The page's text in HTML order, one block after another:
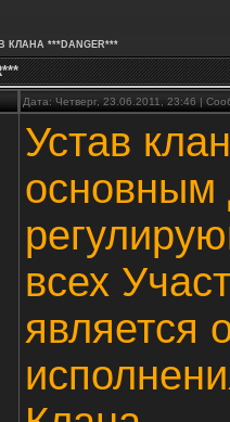
КЛАНА ***DANGER***
Дата: Четверг, 23.06.2011, 23:46 |
Устав
основным
всех
является